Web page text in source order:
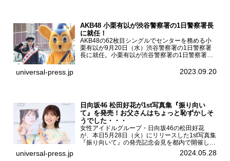
AKB48 小栗有以が渋谷警察署の1日警察署長
に就任！
AKB48の62枚目シングルでセンターを務める小
栗有以が9月20日（水）渋谷警察署の1日警察署
長に就任。小栗有以が渋谷警察署の1日警察署長
での10日間実施される令和5年 秋の全国交通安全
universal-press.jp 2023.09.20
日向坂46 松田好花が1st写真集『振り向い
て』を発売！お父さんはちょっと恥ずかしそ
うでした・・・
女性アイドルグループ・日向坂46の松田好花
が、本日5月28日（火）にリリースした1st写真集
『振り向いて』の発売記念会見を都内で開催し
た。日向坂46 松田好花1st写真集『振り向いて』
発売記念会見写真集では日向坂46の松田好花を
universal-press.jp 2024.05.28